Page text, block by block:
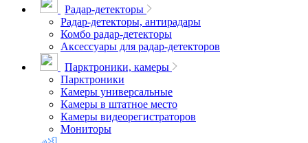
Радар-детекторы
Радар-детекторы, антирадары
Комбо радар-детекторы
Аксессуары для радар-детекторов
Парктроники, камеры
Парктроники
Камеры универсальные
Камеры в штатное место
Камеры видеорегистраторов
Мониторы